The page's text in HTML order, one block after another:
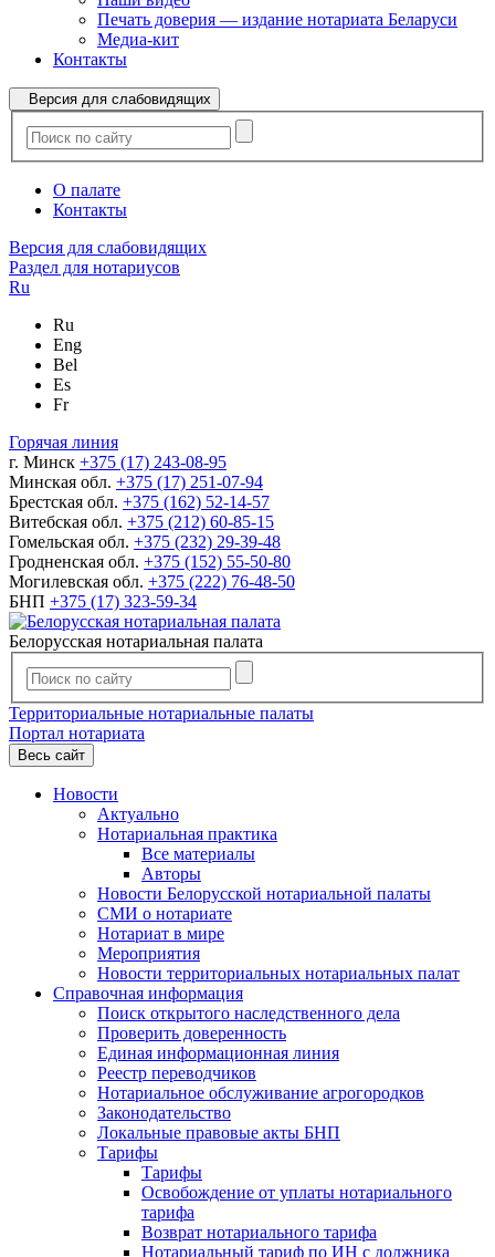
Печать доверия — издание нотариата Беларуси
Медиа-кит
Контакты
Версия для слабовидящих
О палате
Контакты
Версия для слабовидящих
Раздел для нотариусов
Ru
Ru
Eng
Bel
Es
Fr
Горячая линия
г. Минск +375 (17) 243-08-95
Минская обл. +375 (17) 251-07-94
Брестская обл. +375 (162) 52-14-57
Витебская обл. +375 (212) 60-85-15
Гомельская обл. +375 (232) 29-39-48
Гродненская обл. +375 (152) 55-50-80
Могилевская обл. +375 (222) 76-48-50
БНП +375 (17) 323-59-34
Белорусская нотариальная палата
Территориальные нотариальные палаты
Портал нотариата
Весь сайт
Новости
Актуально
Нотариальная практика
Все материалы
Авторы
Новости Белорусской нотариальной палаты
СМИ о нотариате
Нотариат в мире
Мероприятия
Новости территориальных нотариальных палат
Справочная информация
Поиск открытого наследственного дела
Проверить доверенность
Единая информационная линия
Реестр переводчиков
Нотариальное обслуживание агрогородков
Законодательство
Локальные правовые акты БНП
Тарифы
Тарифы
Освобождение от уплаты нотариального
тарифа
Возврат нотариального тарифа
Нотариальный тариф по ИН с должника